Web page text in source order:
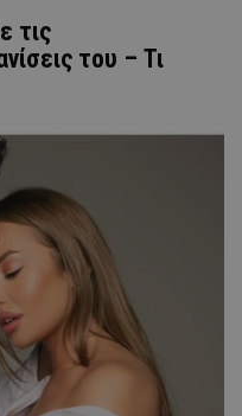
τις
του – Τι